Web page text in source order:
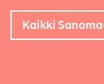
Kaikki